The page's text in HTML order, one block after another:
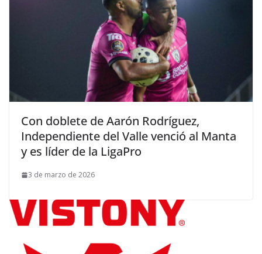
Con doblete de Aarón Rodríguez,
Independiente del Valle venció al Manta
y es líder de la LigaPro
3 de marzo de 2026